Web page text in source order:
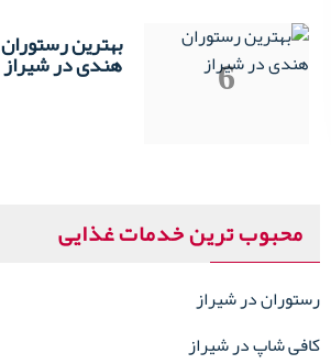
6 بهترین رستوران
هندی در شیراز
محبوب ترین خدمات غذایی
رستوران در شیراز
کافی شاپ در شیراز